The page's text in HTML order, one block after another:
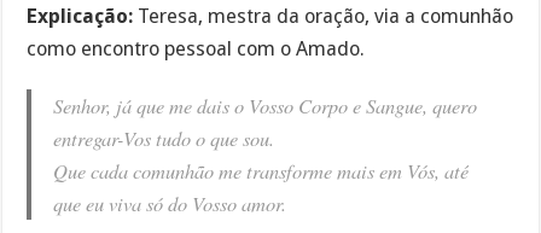
Explicação: Teresa, mestra da oração, via a comunhão
como encontro pessoal com o Amado.
Senhor, já que me dais o Vosso Corpo e Sangue, quero
entregar-Vos tudo o que sou.
Que cada comunhão me transforme mais em Vós, até
que eu viva só do Vosso amor.